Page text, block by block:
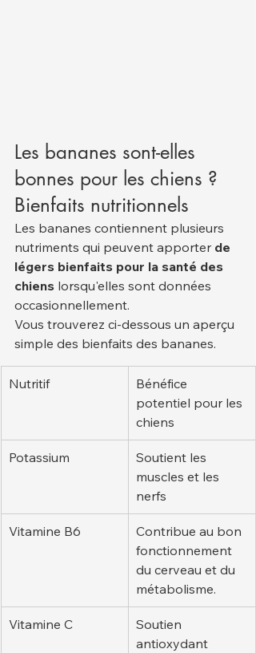
Les bananes sont-elles
bonnes pour les chiens ?
Bienfaits nutritionnels
Les bananes contiennent plusieurs
nutriments qui peuvent apporter de
légers bienfaits pour la santé des
chiens lorsqu'elles sont données
occasionnellement.
Vous trouverez ci-dessous un aperçu
simple des bienfaits des bananes.
Nutritif
Bénéfice
potentiel pour les
chiens
Potassium
Soutient les
muscles et les
nerfs
Vitamine B6
Contribue au bon
fonctionnement
du cerveau et du
métabolisme.
Vitamine C
Soutien
antioxydant